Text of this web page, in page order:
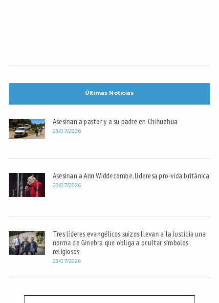
Últimas Noticias
Asesinan a pastor y a su padre en Chihuahua
23/07/2026
Asesinan a Ann Widdecombe, lideresa pro-vida británica
23/07/2026
Tres líderes evangélicos suizos llevan a la Justicia una
norma de Ginebra que obliga a ocultar símbolos
religiosos
23/07/2026